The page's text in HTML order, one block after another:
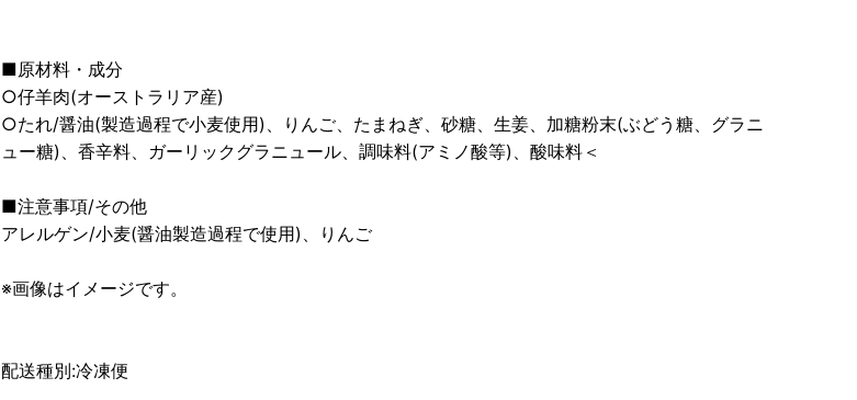
■原材料・成分
○仔羊肉(オーストラリア産)
○たれ/醤油(製造過程で小麦使用)、りんご、たまねぎ、砂糖、生姜、加糖粉末(ぶどう糖、グラニ
ュー糖)、香辛料、ガーリックグラニュール、調味料(アミノ酸等)、酸味料＜
■注意事項/その他
アレルゲン/小麦(醤油製造過程で使用)、りんご
※画像はイメージです。
配送種別:冷凍便